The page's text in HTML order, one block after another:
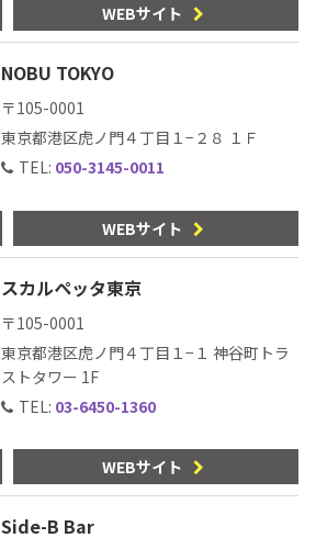
WEBサイト
NOBU TOKYO
〒105-0001
東京都港区虎ノ門４丁目１−２８ １Ｆ
TEL: 050-3145-0011
WEBサイト
スカルペッタ東京
〒105-0001
東京都港区虎ノ門４丁目１−１ 神谷町トラ
ストタワー 1F
TEL: 03-6450-1360
WEBサイト
Side-B Bar